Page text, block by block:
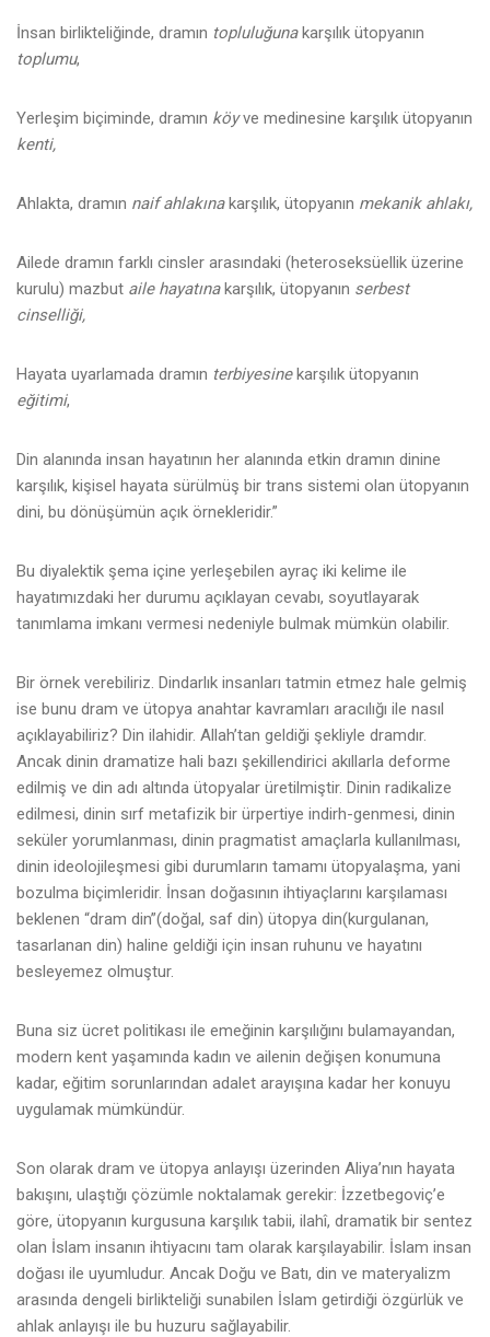
İnsan birlikteliğinde, dramın topluluğunakarşılık ütopyanın
toplumu,
Yerleşim biçiminde, dramın köyve medinesine karşılık ütopyanın
kenti,
Ahlakta, dramın naif ahlakınakarşılık, ütopyanın mekanik ahlakı,
Ailede dramın farklı cinsler arasındaki (heteroseksüellik üzerine
kurulu) mazbut aile hayatınakarşılık, ütopyanın serbest
cinselliği,
Hayata uyarlamada dramın terbiyesinekarşılık ütopyanın
eğitimi,
Din alanında insan hayatının her alanında etkin dramın dinine
karşılık, kişisel hayata sürülmüş bir trans sistemi olan ütopyanın
dini, bu dönüşümün açık örnekleridir.”
Bu diyalektik şema içine yerleşebilen ayraç iki kelime ile
hayatımızdaki her durumu açıklayan cevabı, soyutlayarak
tanımlama imkanı vermesi nedeniyle bulmak mümkün olabilir.
Bir örnek verebiliriz. Dindarlık insanları tatmin etmez hale gelmiş
ise bunu dram ve ütopya anahtar kavramları aracılığı ile nasıl
açıklayabiliriz? Din ilahidir. Allah’tan geldiği şekliyle dramdır.
Ancak dinin dramatize hali bazı şekillendirici akıllarla deforme
edilmiş ve din adı altında ütopyalar üretilmiştir. Dinin radikalize
edilmesi, dinin sırf metafizik bir ürpertiye indirh-genmesi, dinin
seküler yorumlanması, dinin pragmatist amaçlarla kullanılması,
dinin ideolojileşmesi gibi durumların tamamı ütopyalaşma, yani
bozulma biçimleridir. İnsan doğasının ihtiyaçlarını karşılaması
beklenen “dram din”(doğal, saf din) ütopya din(kurgulanan,
tasarlanan din) haline geldiği için insan ruhunu ve hayatını
besleyemez olmuştur.
Buna siz ücret politikası ile emeğinin karşılığını bulamayandan,
modern kent yaşamında kadın ve ailenin değişen konumuna
kadar, eğitim sorunlarından adalet arayışına kadar her konuyu
uygulamak mümkündür.
Son olarak dram ve ütopya anlayışı üzerinden Aliya’nın hayata
bakışını, ulaştığı çözümle noktalamak gerekir: İzzetbegoviç’e
göre, ütopyanın kurgusuna karşılık tabii, ilahî, dramatik bir sentez
olan İslam insanın ihtiyacını tam olarak karşılayabilir. İslam insan
doğası ile uyumludur. Ancak Doğu ve Batı, din ve materyalizm
arasında dengeli birlikteliği sunabilen İslam getirdiği özgürlük ve
ahlak anlayışı ile bu huzuru sağlayabilir.